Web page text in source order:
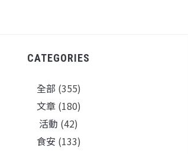
CATEGORIES
全部 (355)
文章(180)
活動 (42)
食安 (133)